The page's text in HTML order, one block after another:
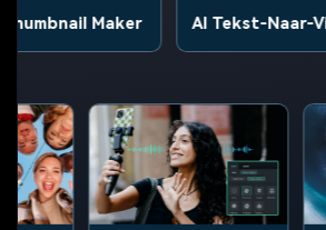
Maker AI Tekst-Naar-Video